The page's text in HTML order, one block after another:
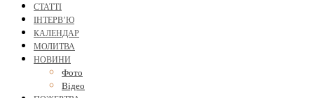
СТАТТІ
ІНТЕРВ’Ю
КАЛЕНДАР
МОЛИТВА
НОВИНИ
Фото
Відео